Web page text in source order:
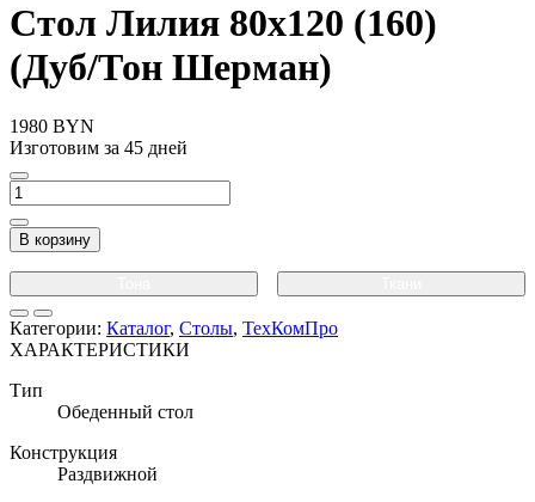
Стол Лилия 80х120 (160)
(Дуб/Тон Шерман)
1980 BYN
Изготовим за 45 дней
В корзину
Категории: Каталог, Столы, ТехКомПро
ХАРАКТЕРИСТИКИ
Тип
Обеденный стол
Конструкция
Раздвижной